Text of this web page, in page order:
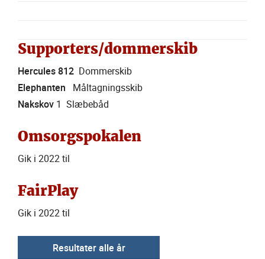
Supporters/dommerskib
Hercules 812 Dommerskib
Elephanten Måltagningsskib
Nakskov 1 Slæbebåd
Omsorgspokalen
Gik i 2022 til
FairPlay
Gik i 2022 til
Resultater alle år